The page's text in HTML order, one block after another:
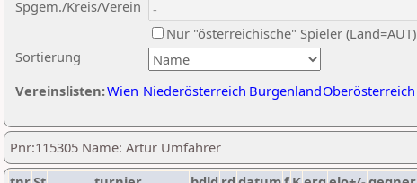
Sortierung
Spgem./Kreis/Verein
Nur "österreichische" Spieler (Land=AUT)
Vereinslisten:Wien Niederösterreich BurgenlandOberösterreich
Pnr:115305 Name: Artur Umfahrer